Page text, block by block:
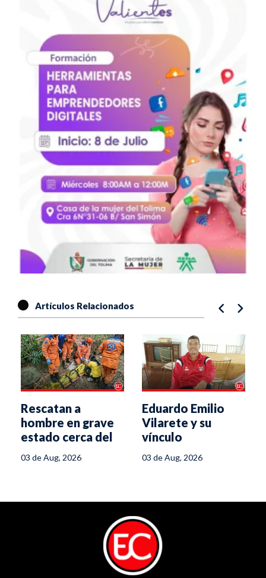
Artículos Relacionados
Rescatan a
hombre en grave
estado cerca del
Cartagena, en
03 de Aug, 2026
Eduardo Emilio
Vilarete y su
vínculo
Deportes Tolima e
03 de Aug, 2026